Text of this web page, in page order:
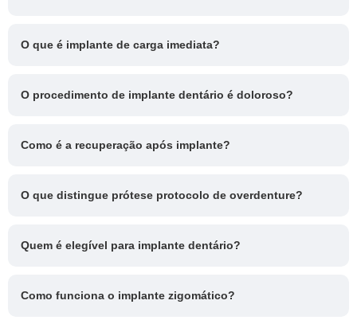
O que é implante de carga imediata?
O procedimento de implante dentário é doloroso?
Como é a recuperação após implante?
O que distingue prótese protocolo de overdenture?
Quem é elegível para implante dentário?
Como funciona o implante zigomático?